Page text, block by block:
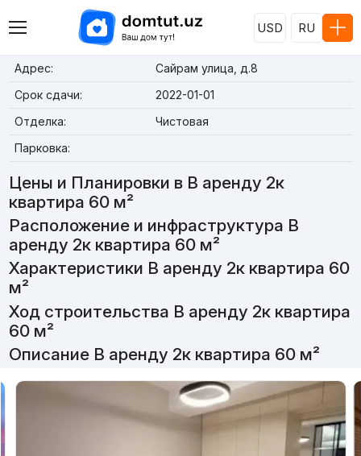
USD RU
Адрес:
Сайрам улица, д.8
Срок сдачи:
2022-01-01
Отделка:
Чистовая
Парковка:
Цены и Планировки в В аренду 2к
квартира 60 м²
Расположение и инфраструктура В
аренду 2к квартира 60 м²
Характеристики В аренду 2к квартира 60
м²
Ход строительства В аренду 2к квартира
60 м²
Описание В аренду 2к квартира 60 м²